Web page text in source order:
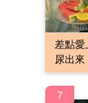
差點愛
尿出來
7